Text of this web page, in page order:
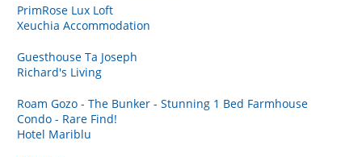
PrimRose Lux Loft
Xeuchia Accommodation
Guesthouse Ta Joseph
Richard's Living
Roam Gozo - The Bunker - Stunning 1 Bed Farmhouse
Condo - Rare Find!
Hotel Mariblu